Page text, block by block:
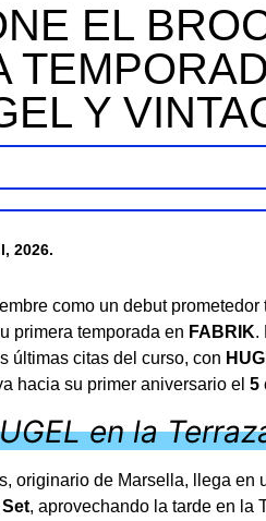
EL
Y
2026.
como un debut
primera temporada en FABRIK.
últimas citas del curso, con
hacia su primer aniversario el 5
en la
originario de Marsella, llega
, aprovechando la tarde en la